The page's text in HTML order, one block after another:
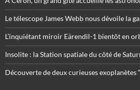
Le télescope James Webb nous dévoile la
L’inquiétant miroir Eärendil-1 bientôt en
Insolite : la Station spatiale du côté de
Découverte de deux curieuses exoplanètes